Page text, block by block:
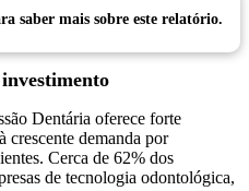
saber mais sobre este relatório.
Dentária oferece forte
crescente demanda por
Cerca de 62% dos
de tecnologia odontológica,